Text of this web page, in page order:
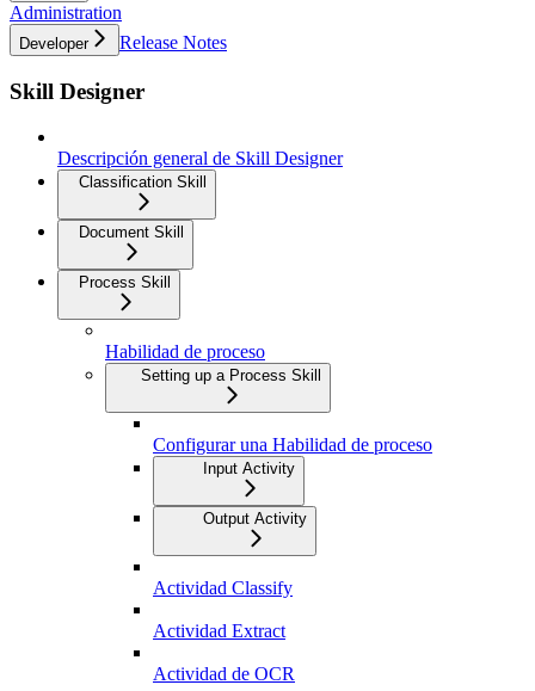
Administration
Developer Release Notes
Skill Designer
Descripción general de Skill Designer
Classification Skill
Document Skill
Process Skill
Habilidad de proceso
Setting up a Process Skill
Configurar una Habilidad de proceso
Input Activity
Output Activity
Actividad Classify
Actividad Extract
Actividad de OCR